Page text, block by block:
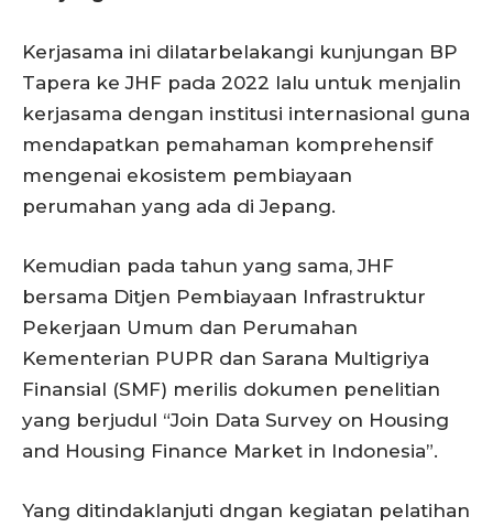
Kerjasama ini dilatarbelakangi kunjungan BP
Tapera ke JHF pada 2022 lalu untuk menjalin
kerjasama dengan institusi internasional guna
mendapatkan pemahaman komprehensif
mengenai ekosistem pembiayaan
perumahan yang ada di Jepang.
Kemudian pada tahun yang sama, JHF
bersama Ditjen Pembiayaan Infrastruktur
Pekerjaan Umum dan Perumahan
Kementerian PUPR dan Sarana Multigriya
Finansial (SMF) merilis dokumen penelitian
yang berjudul “Join Data Survey on Housing
and Housing Finance Market in Indonesia”.
Yang ditindaklanjuti dngan kegiatan pelatihan